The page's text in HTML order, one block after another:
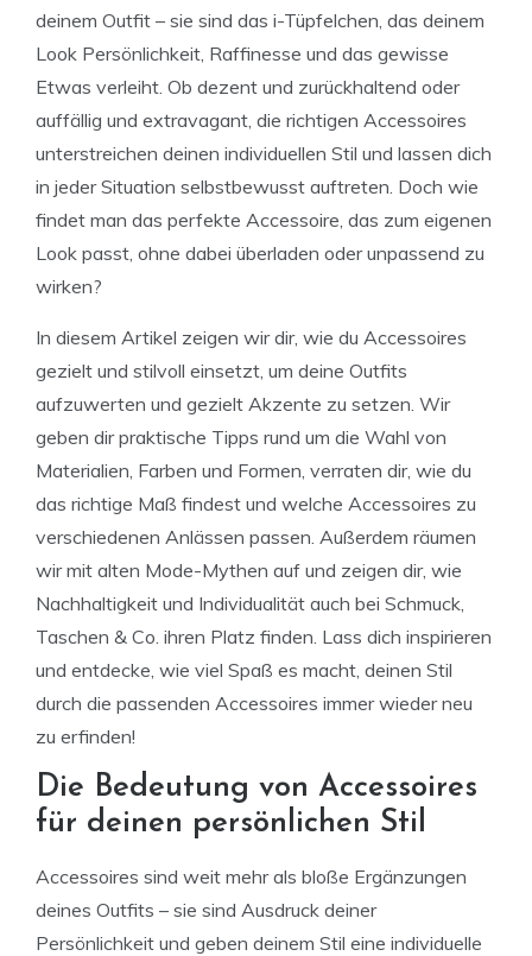
deinem Outfit – sie sind das i-Tüpfelchen, das deinem
Look Persönlichkeit, Raffinesse und das gewisse
Etwas verleiht. Ob dezent und zurückhaltend oder
auffällig und extravagant, die richtigen Accessoires
unterstreichen deinen individuellen Stil und lassen dich
in jeder Situation selbstbewusst auftreten. Doch wie
findet man das perfekte Accessoire, das zum eigenen
Look passt, ohne dabei überladen oder unpassend zu
wirken?
In diesem Artikel zeigen wir dir, wie du Accessoires
gezielt und stilvoll einsetzt, um deine Outfits
aufzuwerten und gezielt Akzente zu setzen. Wir
geben dir praktische Tipps rund um die Wahl von
Materialien, Farben und Formen, verraten dir, wie du
das richtige Maß findest und welche Accessoires zu
verschiedenen Anlässen passen. Außerdem räumen
wir mit alten Mode-Mythen auf und zeigen dir, wie
Nachhaltigkeit und Individualität auch bei Schmuck,
Taschen & Co. ihren Platz finden. Lass dich inspirieren
und entdecke, wie viel Spaß es macht, deinen Stil
durch die passenden Accessoires immer wieder neu
zu erfinden!
Die Bedeutung von Accessoires
für deinen persönlichen Stil
Accessoires sind weit mehr als bloße Ergänzungen
deines Outfits – sie sind Ausdruck deiner
Persönlichkeit und geben deinem Stil eine individuelle